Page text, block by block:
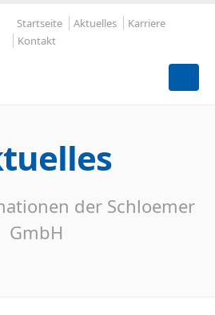
Startseite Aktuelles
Karriere
Kontakt
der Schloemer
GmbH